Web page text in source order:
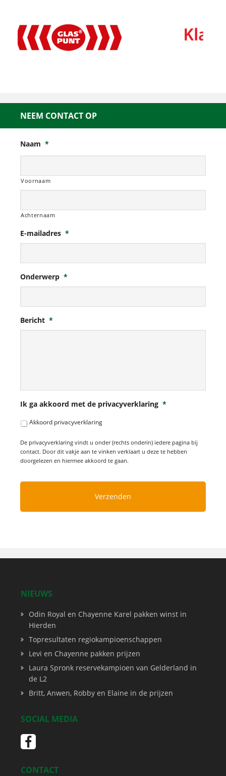
NEEM CONTACT OP
Naam *
Voornaam
Achternaam
E-mailadres *
Onderwerp *
Bericht *
Ik ga akkoord met de privacyverklaring *
Akkoord privacyverklaring
De privacyverklaring vindt u onder (rechts onderin) iedere pagina bij
contact. Door dit vakje aan te vinken verklaart u deze te hebben
doorgelezen en hiermee akkoord te gaan.
NIEUWS
Odin Royal en Chayenne Karel pakken winst in
Hierden
Topresultaten regiokampioenschappen
Levi en Chayenne pakken prijzen
Laura Spronk reservekampioen van Gelderland in
de L2
Britt, Anwen, Robby en Elaine in de prijzen
SOCIAL MEDIA
CONTACT